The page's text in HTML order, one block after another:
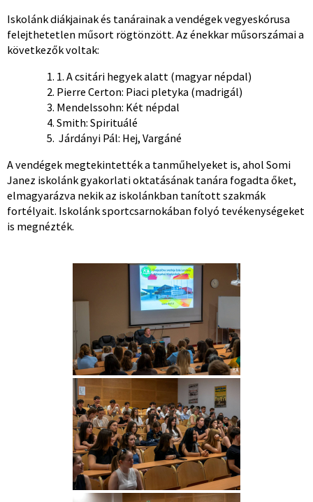
Iskolánk diákjainak és tanárainak a vendégek vegyeskórusa
felejthetetlen műsort rögtönzött. Az énekkar műsorszámai a
következők voltak:
1. A csitári hegyek alatt (magyar népdal)
Pierre Certon: Piaci pletyka (madrigál)
Mendelssohn: Két népdal
Smith: Spirituálé
Járdányi Pál: Hej, Vargáné
A vendégek megtekintették a tanműhelyeket is, ahol Somi
Janez iskolánk gyakorlati oktatásának tanára fogadta őket,
elmagyarázva nekik az iskolánkban tanított szakmák
fortélyait. Iskolánk sportcsarnokában folyó tevékenységeket
is megnézték.